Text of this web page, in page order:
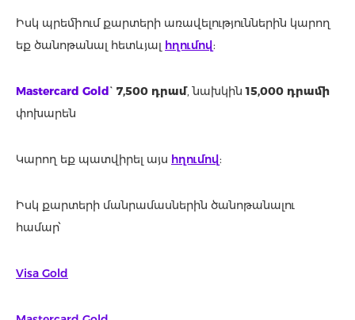
Իսկ պրեմիում քարտերի առավելություններին կարող
եք ծանոթանալ հետևյալ հղումով:
Mastercard Gold` 7,500 դրամ, նախկին 15,000 դրամի
փոխարեն
Կարող եք պատվիրել այս հղումով:
Իսկ քարտերի մանրամասներին ծանոթանալու
համար՝
Visa Gold